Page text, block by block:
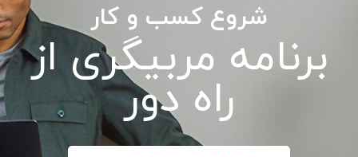
شروع کسب و کار
برنامه مربیگری از
راه دور